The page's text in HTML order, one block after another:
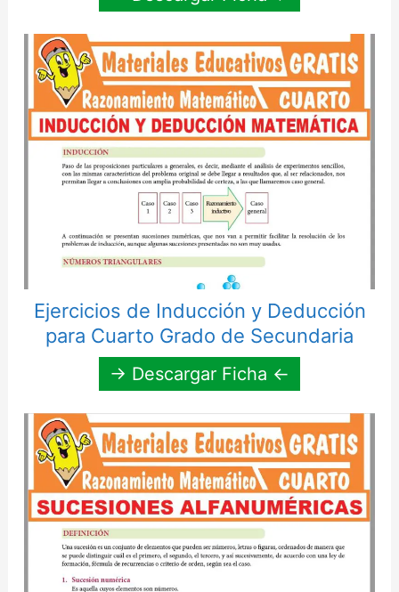
Ejercicios de Inducción y Deducción
para Cuarto Grado de Secundaria
→ Descargar Ficha ←